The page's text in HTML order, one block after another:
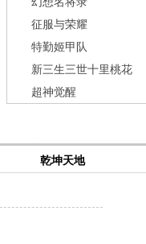
征服与荣耀
特勤姬甲队
新三生三世十里桃花
超神觉醒
乾坤天地